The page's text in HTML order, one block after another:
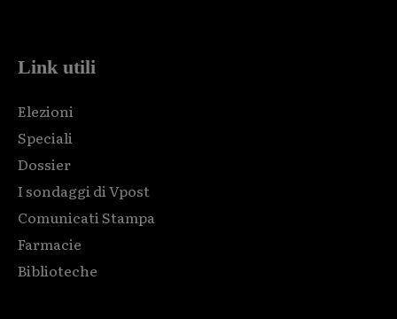
Link utili
Elezioni
Speciali
Dossier
I sondaggi di Vpost
Comunicati Stampa
Farmacie
Biblioteche